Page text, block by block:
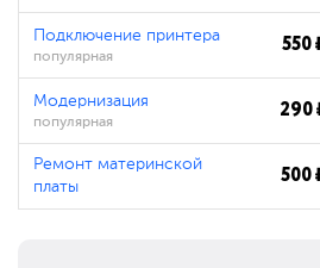
Подключение принтера
популярная 550
Модернизация
популярная 290
Ремонт материнской
платы
500